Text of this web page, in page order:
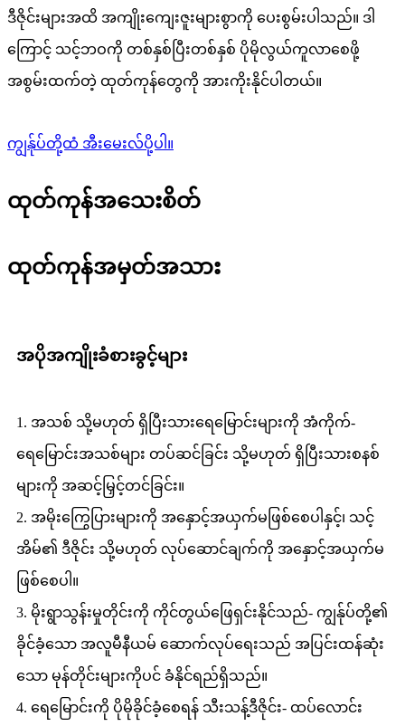
ဒီဇိုင်းများအထိ အကျိုးကျေးဇူးများစွာကို ပေးစွမ်းပါသည်။ ဒါ
ကြောင့် သင့်ဘဝကို တစ်နှစ်ပြီးတစ်နှစ် ပိုမိုလွယ်ကူလာစေဖို့
အစွမ်းထက်တဲ့ ထုတ်ကုန်တွေကို အားကိုးနိုင်ပါတယ်။
ကျွန်ုပ်တို့ထံ အီးမေးလ်ပို့ပါ။
ထုတ်ကုန်အသေးစိတ်
ထုတ်ကုန်အမှတ်အသား
အပိုအကျိုးခံစားခွင့်များ
1. အသစ် သို့မဟုတ် ရှိပြီးသားရေမြောင်းများကို အံကိုက်-
ရေမြောင်းအသစ်များ တပ်ဆင်ခြင်း သို့မဟုတ် ရှိပြီးသားစနစ်
များကို အဆင့်မြှင့်တင်ခြင်း။
2. အမိုးကြွေပြားများကို အနှောင့်အယှက်မဖြစ်စေပါနှင့်၊ သင့်
အိမ်၏ ဒီဇိုင်း သို့မဟုတ် လုပ်ဆောင်ချက်ကို အနှောင့်အယှက်မ
ဖြစ်စေပါ။
3. မိုးရွာသွန်းမှုတိုင်းကို ကိုင်တွယ်ဖြေရှင်းနိုင်သည်- ကျွန်ုပ်တို့၏
ခိုင်ခံ့သော အလူမီနီယမ် ဆောက်လုပ်ရေးသည် အပြင်းထန်ဆုံး
သော မုန်တိုင်းများကိုပင် ခံနိုင်ရည်ရှိသည်။
4. ရေမြောင်းကို ပိုမိုခိုင်ခံ့စေရန် သီးသန့်ဒီဇိုင်း- ထပ်လောင်း